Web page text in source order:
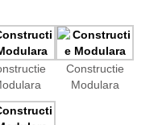
Constructie
Modulara